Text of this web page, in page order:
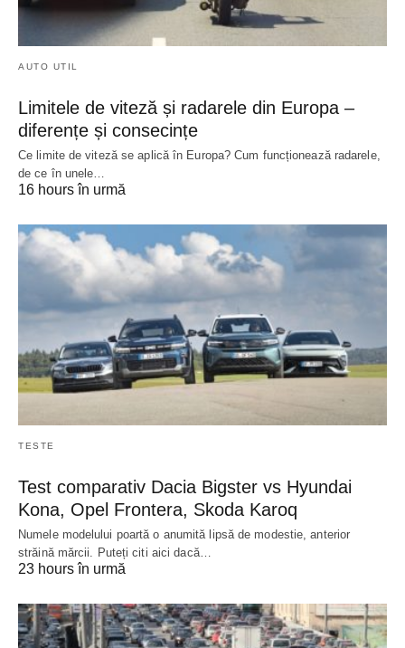
AUTO UTIL
Limitele de viteză și radarele din Europa –
diferențe și consecințe
Ce limite de viteză se aplică în Europa? Cum funcționează radarele,
de ce în unele…
16 hours în urmă
TESTE
Test comparativ Dacia Bigster vs Hyundai
Kona, Opel Frontera, Skoda Karoq
Numele modelului poartă o anumită lipsă de modestie, anterior
străină mărcii. Puteți citi aici dacă…
23 hours în urmă